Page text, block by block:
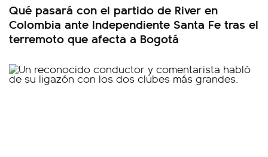
Qué pasará con el partido de River en
Colombia ante Independiente Santa Fe tras el
terremoto que afecta a Bogotá